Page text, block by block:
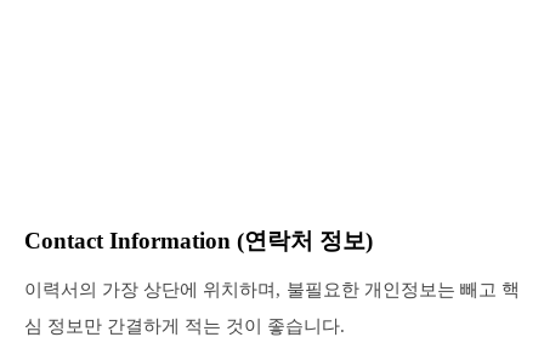
Contact Information (연락처 정보)
이력서의 가장 상단에 위치하며, 불필요한 개인정보는 빼고 핵
심 정보만 간결하게 적는 것이 좋습니다.